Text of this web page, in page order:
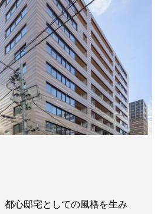
都心邸宅としての風格を生み